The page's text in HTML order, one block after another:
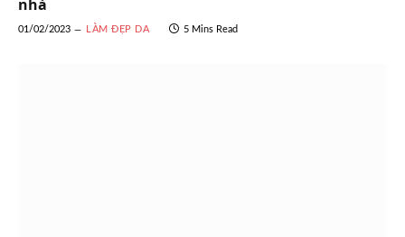
nhà
01/02/2023 LÀM ĐẸP DA 5 Mins Read